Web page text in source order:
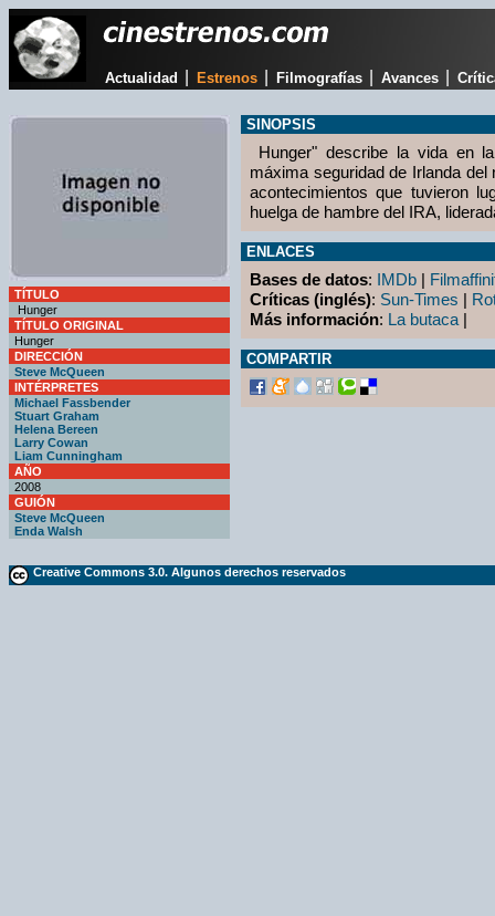
Actualidad Estrenos Filmografías Avances
TÍTULO
Hunger
TÍTULO ORIGINAL
Hunger
DIRECCIÓN
Steve McQueen
INTÉRPRETES
Michael Fassbender
Stuart Graham
Helena Bereen
Larry Cowan
Liam Cunningham
AÑO
2008
GUIÓN
Steve McQueen
Enda Walsh
SINOPSIS
Hunger" describe la vida en
máxima seguridad de Irlanda
acontecimientos que tuvieron
huelga de hambre del IRA,
ENLACES
Bases de datos: IMDb |
Críticas (inglés): Sun-Times |
Más información: La butaca |
COMPARTIR
Creative Commons 3.0. Algunos derechos reservados